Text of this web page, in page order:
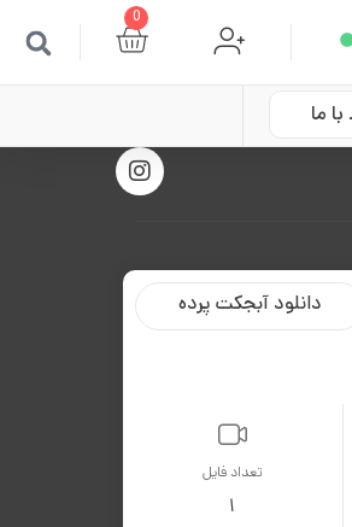
0
با ما
دانلود آبجکت پرده
تعداد فایل
1